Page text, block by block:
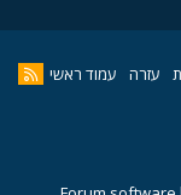
עזרה עמוד ראשי